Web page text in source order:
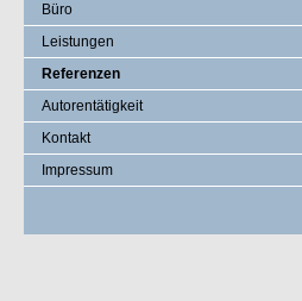
Büro
Leistungen
Referenzen
Autorentätigkeit
Kontakt
Impressum